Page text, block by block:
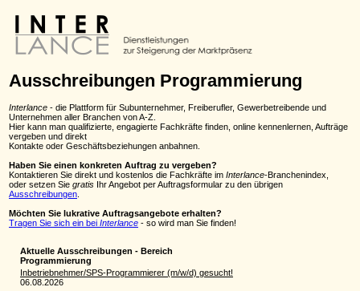
Ausschreibungen Programmierung
Interlance - die Plattform für Subunternehmer, Freiberufler, Gewerbetreibende und
Unternehmen aller Branchen von A-Z.
Hier kann man qualifizierte, engagierte Fachkräfte finden, online kennenlernen, Aufträge
vergeben und direkt
Kontakte oder Geschäftsbeziehungen anbahnen.
Haben Sie einen konkreten Auftrag zu vergeben?
Kontaktieren Sie direkt und kostenlos die Fachkräfte im Interlance-Branchenindex,
oder setzen Sie gratis Ihr Angebot per Auftragsformular zu den übrigen
Ausschreibungen.
Möchten Sie lukrative Auftragsangebote erhalten?
Tragen Sie sich ein bei Interlance - so wird man Sie finden!